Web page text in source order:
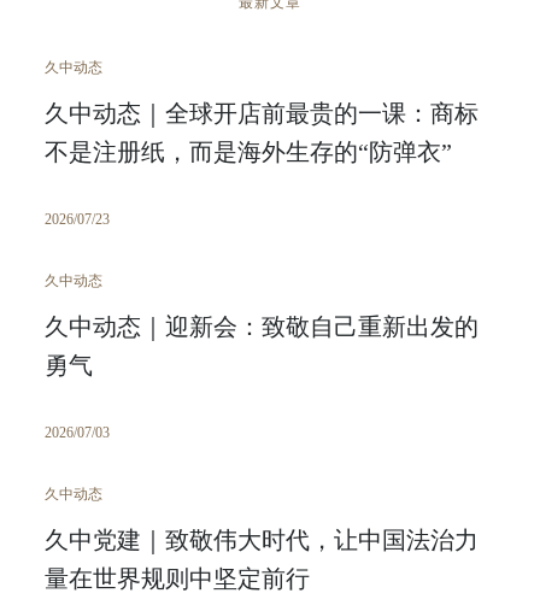
久中动态
久中动态｜全球开店前最贵的一课：商标
不是注册纸，而是海外生存的“防弹衣”
2026/07/23
久中动态
久中动态｜迎新会：致敬自己重新出发的
勇气
2026/07/03
久中动态
久中党建｜致敬伟大时代，让中国法治力
量在世界规则中坚定前行